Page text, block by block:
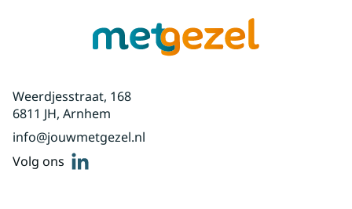
Weerdjesstraat, 168
6811 JH, Arnhem
info@jouwmetgezel.nl
Volg ons linkedin